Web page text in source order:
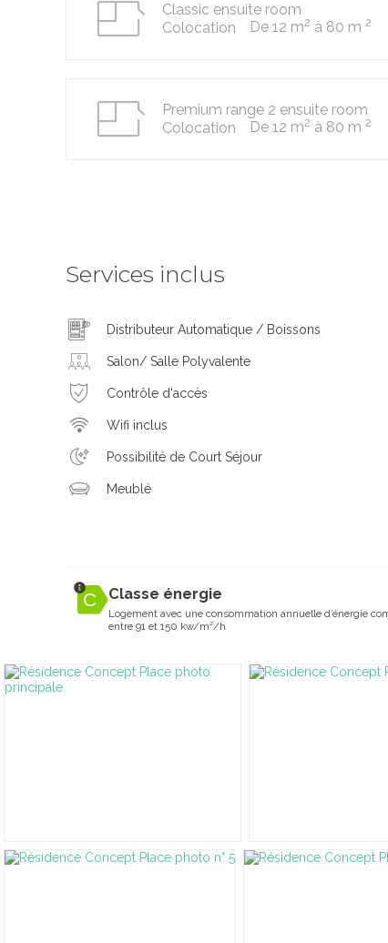
Classic ensuite room
Colocation
De 12 m2 à 80 m 2
Premium range 2 ensuite room
Colocation
De 12 m2 à 80 m 2
Services inclus
Distributeur Automatique / Boissons
Salon/ Salle Polyvalente
Contrôle d'accès
Wifi inclus
Possibilité de Court Séjour
Meublé
Classe énergie
Logement avec une consommation annuelle d’énergie
entre 91 et 150 kw/m²/h